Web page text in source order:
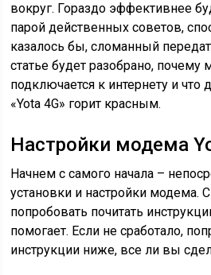
вокруг. Гораздо эффективнее
парой действенных советов,
казалось бы, сломанный
статье будет разобрано, почему
подключается к интернету и что
«Yota 4G» горит красным.
Настройки модема
Начнем с самого начала –
установки и настройки модема.
попробовать почитать
помогает. Если не сработало,
инструкции ниже, все ли вы